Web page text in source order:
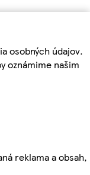
osobných údajov.
oznámime našim
reklama a obsah,